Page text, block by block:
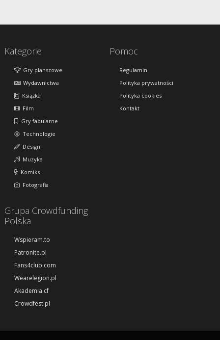
Kategorie
Gry planszowe
Wydawnictwa
Książka
Film
Gry fabularne
Technologie
Design
Muzyka
Komiks
Fotografia
Pomoc
Regulamin
Polityka prywatności
Polityka cookies
Kontakt
Grupa Crowdfunding
Polska
Wspieram.to
Patronite.pl
Fans4club.com
Wearelegion.pl
Akademia.cf
Crowdfest.pl